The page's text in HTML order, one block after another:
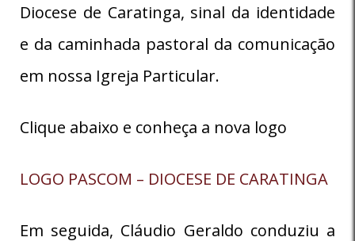
Diocese de Caratinga, sinal da identidade
e da caminhada pastoral da comunicação
em nossa Igreja Particular.
Clique abaixo e conheça a nova logo
LOGO PASCOM – DIOCESE DE CARATINGA
Em seguida, Cláudio Geraldo conduziu a